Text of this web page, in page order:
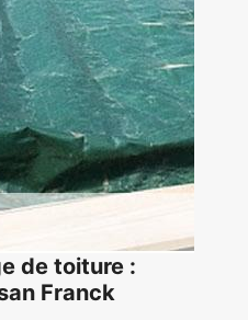
de toiture :
Franck